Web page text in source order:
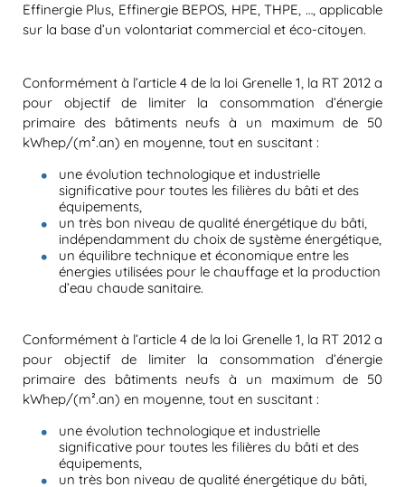
Effinergie Plus, Effinergie BEPOS, HPE, THPE, …, applicable
sur la base d’un volontariat commercial et éco-citoyen.
Conformément à l’article 4 de la loi Grenelle 1, la RT 2012 a
pour objectif de limiter la consommation d’énergie
primaire des bâtiments neufs à un maximum de 50
kWhep/(m².an) en moyenne, tout en suscitant :
une évolution technologique et industrielle
significative pour toutes les filières du bâti et des
équipements,
un très bon niveau de qualité énergétique du bâti,
indépendamment du choix de système énergétique,
un équilibre technique et économique entre les
énergies utilisées pour le chauffage et la production
d’eau chaude sanitaire.
Conformément à l’article 4 de la loi Grenelle 1, la RT 2012 a
pour objectif de limiter la consommation d’énergie
primaire des bâtiments neufs à un maximum de 50
kWhep/(m².an) en moyenne, tout en suscitant :
une évolution technologique et industrielle
significative pour toutes les filières du bâti et des
équipements,
un très bon niveau de qualité énergétique du bâti,